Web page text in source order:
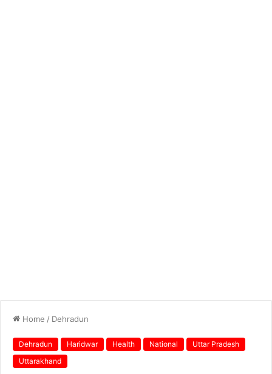
Home / Dehradun
Dehradun Haridwar Health National
Uttar Pradesh
Uttarakhand